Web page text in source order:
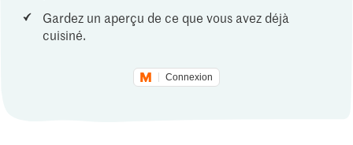
Gardez un aperçu de ce que vous avez déjà
cuisiné.
Connexion